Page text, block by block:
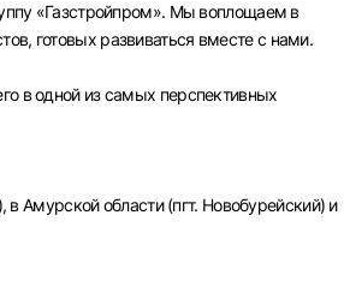
«Газстройпром». Мы воплощаем в
готовых развиваться вместе с нами.
в одной из самых перспективных
Амурской области (пгт. Новобурейский) и